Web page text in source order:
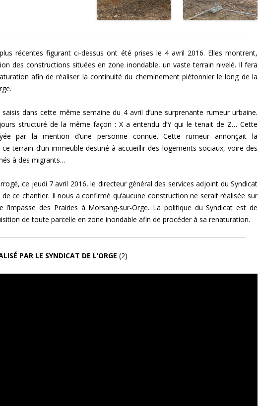
récentes figurant ci-dessus ont été prises le 4 avril 2016. Elles montrent,
des constructions situées en zone inondable, un vaste terrain nivelé. Il fera
afin de réaliser la continuité du cheminement piétonnier le long de la
dans cette même semaine du 4 avril d’une surprenante rumeur urbaine.
structuré de la même façon : X a entendu d’Y qui le tenait de Z… Cette
par la mention d’une personne connue. Cette rumeur annonçait la
terrain d’un immeuble destiné à accueillir des logements sociaux, voire des
à des migrants…
ce jeudi 7 avril 2016, le directeur général des services adjoint du Syndicat
de ce chantier. Il nous a confirmé qu’aucune construction ne serait réalisée sur
l’impasse des Prairies à Morsang-sur-Orge. La politique du Syndicat est de
de toute parcelle en zone inondable afin de procéder à sa renaturation.
PAR LE SYNDICAT DE L’ORGE (2)